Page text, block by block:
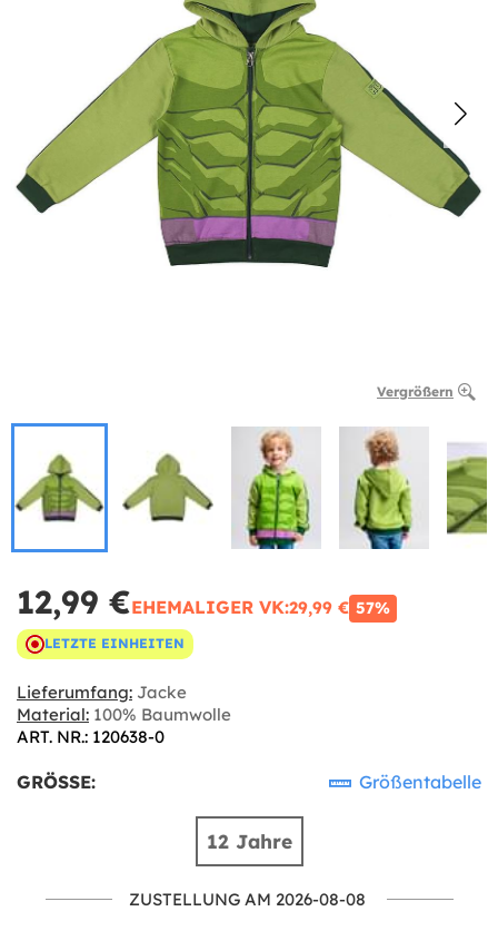
Vergrößern
12,99 €EHEMALIGER VK:29,99 € 57%
LETZTE EINHEITEN
Lieferumfang: Jacke
Material: 100% Baumwolle
ART. NR.: 120638-0
GRÖSSE: Größentabelle
12 Jahre
ZUSTELLUNG AM 2026-08-08